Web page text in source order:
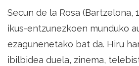
Secun de la Rosa (Bartzelona,
ikus-entzunezkoen munduko
ezagunenetako bat da. Hiru
ibilbidea duela, zinema,